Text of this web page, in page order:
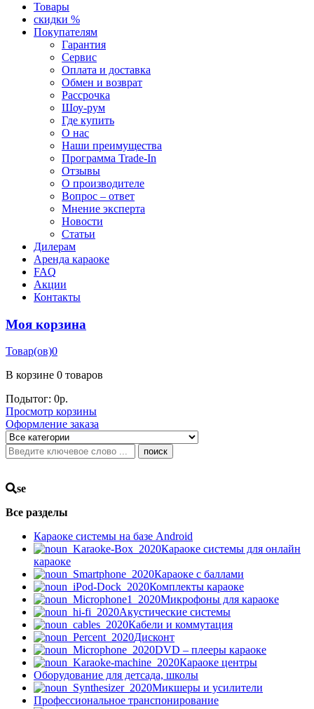
Товары
скидки %
Покупателям
Гарантия
Сервис
Оплата и доставка
Обмен и возврат
Рассрочка
Шоу-рум
Где купить
О нас
Наши преимущества
Программа Trade-In
Отзывы
О производителе
Вопрос – ответ
Мнение эксперта
Новости
Статьи
Дилерам
Аренда караоке
FAQ
Акции
Контакты
Моя корзина
Товар(ов)0
В корзине 0 товаров
Подытог: 0р.
Просмотр корзины
Оформление заказа
поиск
se
Все разделы
Караоке системы на базе Android
Караоке системы для онлайн
караоке
Караоке с баллами
Комплекты караоке
Микрофоны для караоке
Акустические системы
Кабели и коммутация
Дисконт
DVD – плееры караоке
Караоке центры
Оборудование для детсада, школы
Микшеры и усилители
Профессиональное транспонирование